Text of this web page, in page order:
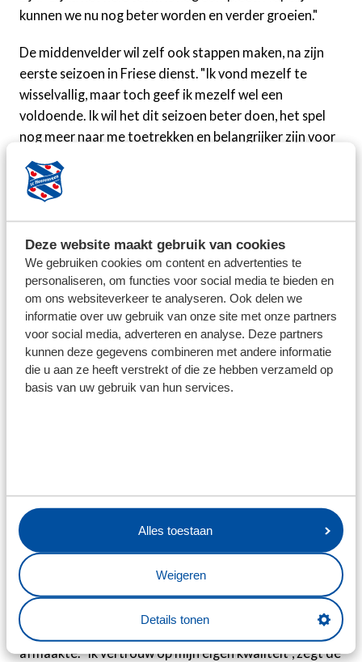
Deze website maakt gebruik van cookies
We gebruiken cookies om content en advertenties te
personaliseren, om functies voor social media te bieden en
om ons websiteverkeer te analyseren. Ook delen we
informatie over uw gebruik van onze site met onze partners
voor social media, adverteren en analyse. Deze partners
kunnen deze gegevens combineren met andere informatie
die u aan ze heeft verstrekt of die ze hebben verzameld op
basis van uw gebruik van hun services.
Alles toestaan
Weigeren
Details tonen
kunnen we nu nog beter worden en verder groeien."
De middenvelder wil zelf ook stappen maken, na zijn
eerste seizoen in Friese dienst. "Ik vond mezelf te
wisselvallig, maar toch geef ik mezelf wel een
voldoende. Ik wil het dit seizoen beter doen, het spel
nog meer naar me toetrekken en belangrijker zijn voor
het team", aldus de middenvelder, die op het
drukbezochte sportpark in Akkrum de handen een
aantal keer op elkaar kreeg. Met zijn rushes, steekballen
én zijn doelpunt.
Fitter worden
"Dit was de eerste wedstrijd tegen een
betaaldvoetbalorganisatie. De uitslag is goed en de
meeste spelers, waaronder ikzelf, hebben zestig
minuten gespeeld", zegt Meerveld. Waar de
middenvelder een uur speelde, hield Gürbüz het in het
tweede gedeelte van de wedstrijd veertig minuten vol.
De vleugelflitser liet zien wat hij in zijn mars had. De
aanvaller maakte in de 75e minuut de 5-1 van dichtbij,
maar zijn mooiste actie was ongeveer een kwartier
later. Gürbüz kreeg de bal rond de middellijn, zag de
ruimte aan de andere kant van het veld bij Luca Oyen
en gaf een prachtige pass die de Belg beheerst
afmaakte. "Ik vertrouw op mijn eigen kwaliteit", zegt de